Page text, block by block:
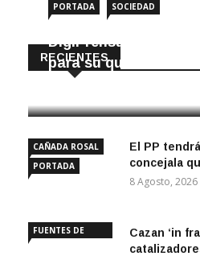
RECIENTES
PORTADA SOCIEDAD
DigiPrensa
para su quiosco
CAÑADA ROSAL
PORTADA
El PP
concejala
8 Agosto, 2026
FUENTES DE
Cazan ‘in